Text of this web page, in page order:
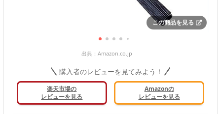
この商品を見る
出典： Amazon.co.jp
購入者のレビューを見てみよう！
楽天市場の
レビューを見る
Amazonの
レビューを見る